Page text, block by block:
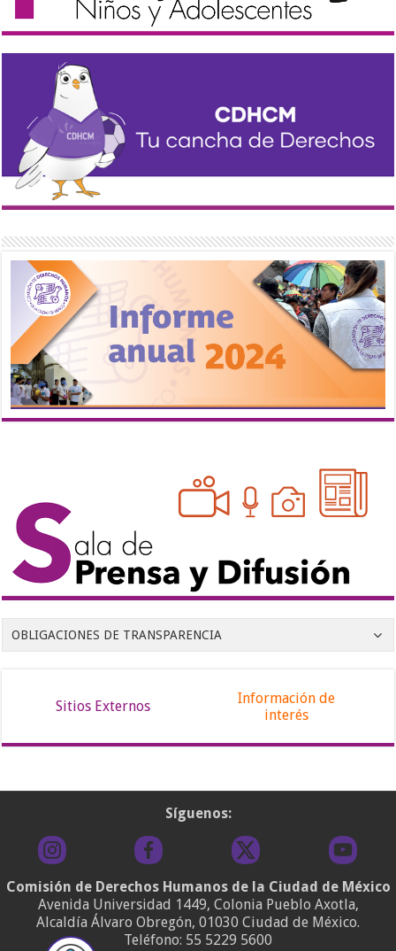
OBLIGACIONES DE TRANSPARENCIA
Sitios Externos
Información de
interés
Síguenos:
Comisión de Derechos Humanos de la Ciudad de México
Avenida Universidad 1449, Colonia Pueblo Axotla,
Alcaldía Álvaro Obregón, 01030 Ciudad de México.
Teléfono: 55 5229 5600